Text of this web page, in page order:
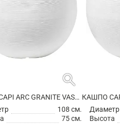
search
КАШПО CAPI ARC GRANITE VASE BALL WHITE
108 см.
75 см.
Диаметр
Высота